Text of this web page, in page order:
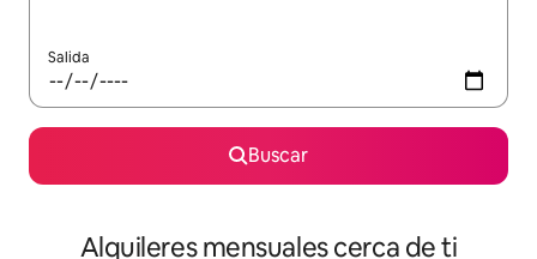
Salida
Buscar
Alquileres mensuales cerca de ti